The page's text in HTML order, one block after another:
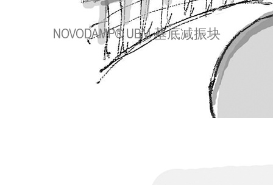
NOVODAMP® UBM 基底减振块